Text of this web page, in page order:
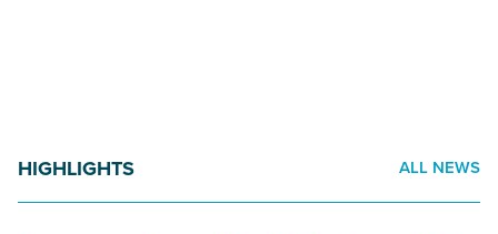
HIGHLIGHTS ALL NEWS